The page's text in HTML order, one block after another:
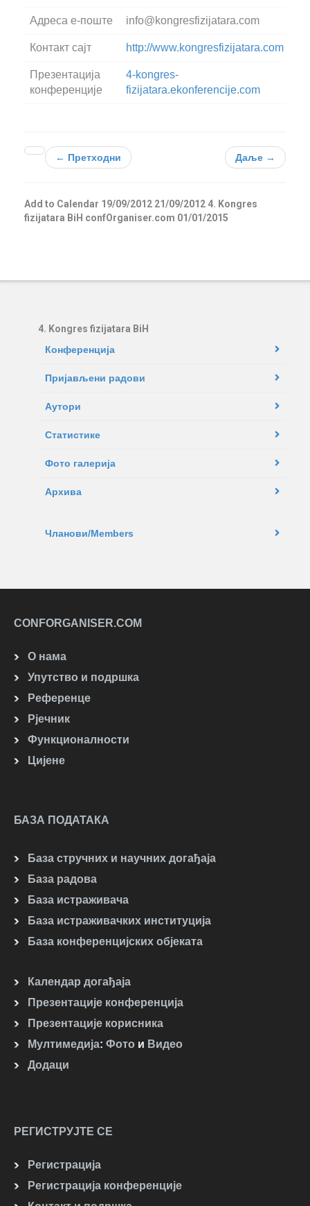
Aдреса e-поште info@kongresfizijatara.com
Контакт сајт http://www.kongresfizijatara.com
Презентација
конференције
4-kongres-
fizijatara.ekonferencije.com
← Претходни Даље →
Add to Calendar 19/09/2012 21/09/2012 4. Kongres
fizijatara BiH confOrganiser.com 01/01/2015
4. Kongres fizijatara BiH
Конференција
Пријављени радови
Аутори
Статистике
Фото галерија
Архива
Чланови/Members
CONFORGANISER.COM
О нама
Упутство и подршка
Референце
Рјечник
Функционалности
Цијене
БАЗА ПОДАТАКА
База стручних и научних догађаја
База радова
База истраживача
База истраживачких институција
База конференцијских објеката
Календар догађаја
Презентације конференција
Презентације корисника
Мултимедија: Фото и Видео
Додаци
РЕГИСТРУЈТЕ СЕ
Регистрација
Регистрација конференције